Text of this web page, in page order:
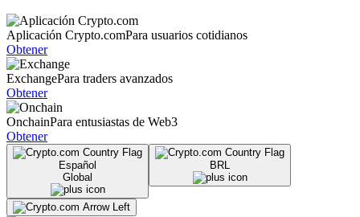
Aplicación Crypto.comPara usuarios cotidianos
Obtener
ExchangePara traders avanzados
Obtener
OnchainPara entusiastas de Web3
Obtener
Español
Global
BRL